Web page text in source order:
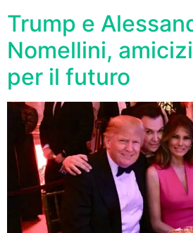
Trump e
Nomellini,
per il futuro